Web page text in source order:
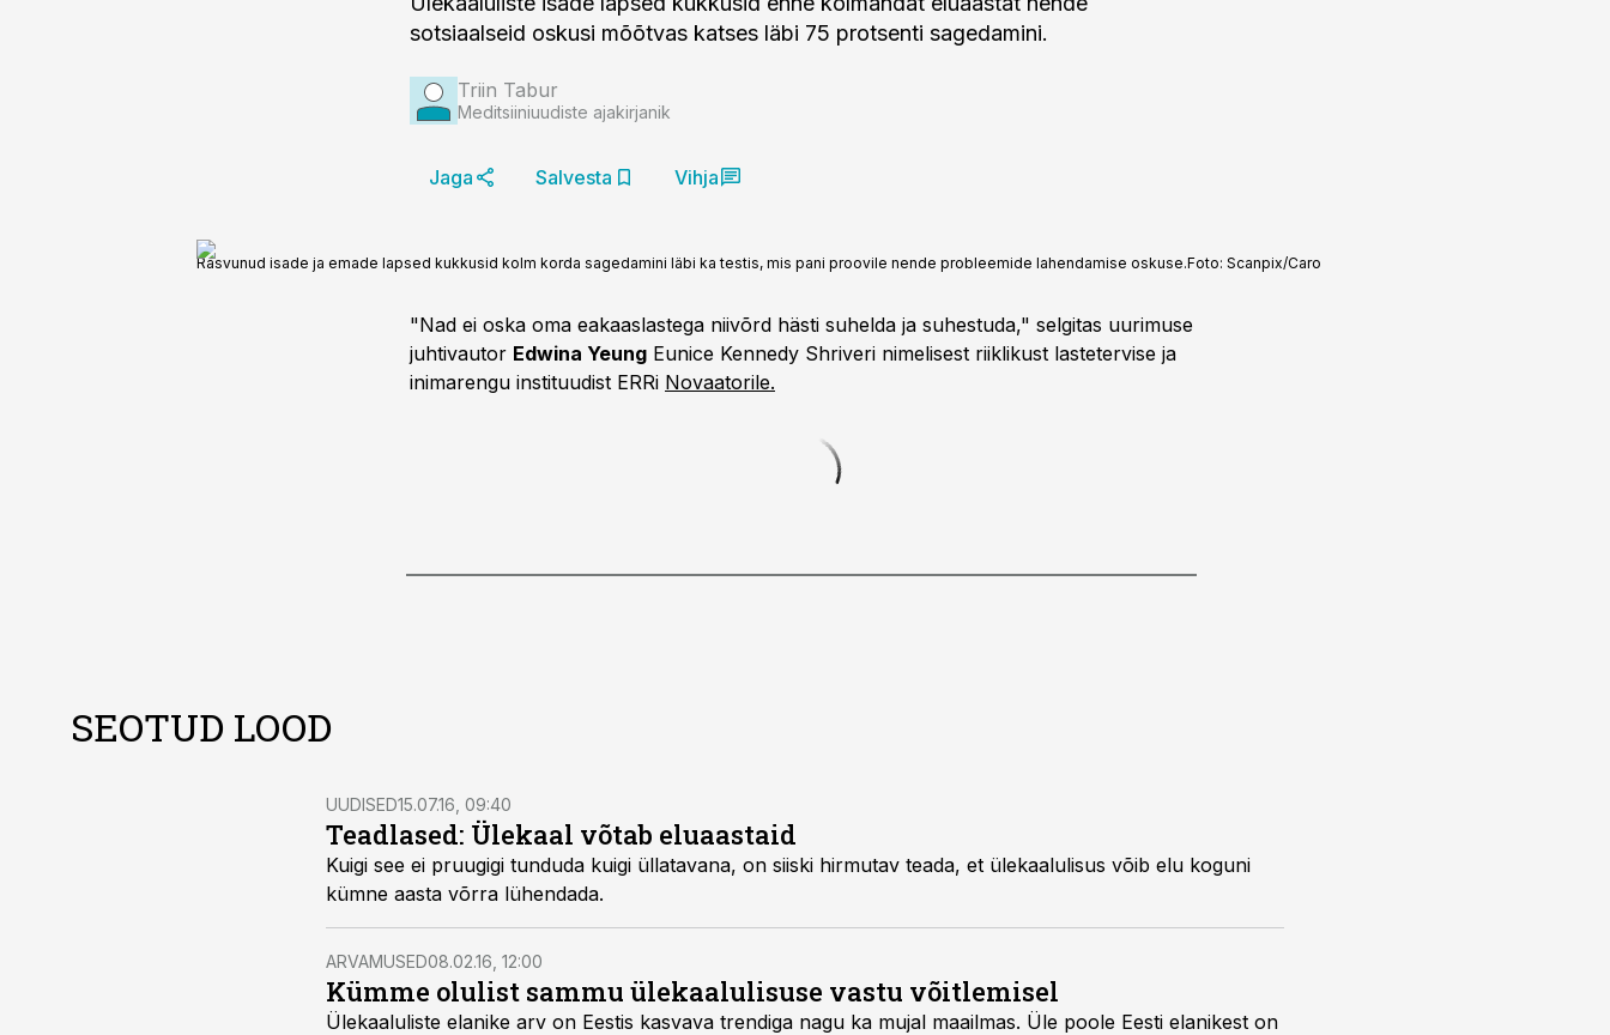
sotsiaalseid oskusi mõõtvas katses läbi 75 protsenti sagedamini.
Triin Tabur
Meditsiiniuudiste ajakirjanik
Jaga Salvesta Vihja
Rasvunud isade ja emade lapsed kukkusid kolm korda sagedamini läbi ka testis, mis pani proovile nende probleemide lahendamise oskuse.Foto: Scanpix/Caro
"Nad ei oska oma eakaaslastega niivõrd hästi suhelda ja suhestuda," selgitas uurimuse
juhtivautor Edwina Yeung Eunice Kennedy Shriveri nimelisest riiklikust lastetervise ja
inimarengu instituudist ERRi Novaatorile.
SEOTUD LOOD
UUDISED15.07.16, 09:40
Teadlased: Ülekaal võtab eluaastaid
Kuigi see ei pruugigi tunduda kuigi üllatavana, on siiski hirmutav teada, et ülekaalulisus võib elu koguni
kümne aasta võrra lühendada.
ARVAMUSED08.02.16, 12:00
Kümme olulist sammu ülekaalulisuse vastu võitlemisel
Ülekaaluliste elanike arv on Eestis kasvava trendiga nagu ka mujal maailmas. Üle poole Eesti elanikest on